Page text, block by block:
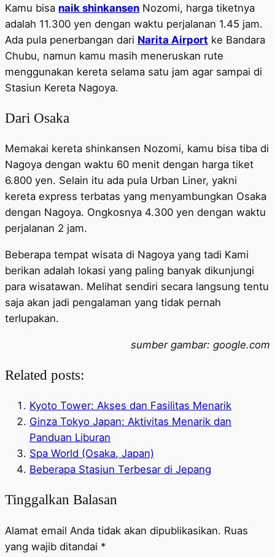
Kamu bisa naik shinkansen Nozomi, harga tiketnya
adalah 11.300 yen dengan waktu perjalanan 1.45 jam.
Ada pula penerbangan dari Narita Airport ke Bandara
Chubu, namun kamu masih meneruskan rute
menggunakan kereta selama satu jam agar sampai di
Stasiun Kereta Nagoya.
Dari Osaka
Memakai kereta shinkansen Nozomi, kamu bisa tiba di
Nagoya dengan waktu 60 menit dengan harga tiket
6.800 yen. Selain itu ada pula Urban Liner, yakni
kereta express terbatas yang menyambungkan Osaka
dengan Nagoya. Ongkosnya 4.300 yen dengan waktu
perjalanan 2 jam.
Beberapa tempat wisata di Nagoya yang tadi Kami
berikan adalah lokasi yang paling banyak dikunjungi
para wisatawan. Melihat sendiri secara langsung tentu
saja akan jadi pengalaman yang tidak pernah
terlupakan.
sumber gambar: google.com
Related posts:
Kyoto Tower: Akses dan Fasilitas Menarik
Ginza Tokyo Japan: Aktivitas Menarik dan
Panduan Liburan
Spa World (Osaka, Japan)
Beberapa Stasiun Terbesar di Jepang
Tinggalkan Balasan
Alamat email Anda tidak akan dipublikasikan. Ruas
yang wajib ditandai *